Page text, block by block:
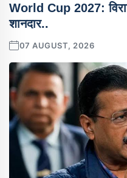
World Cup 2027:
शानदार..
07 AUGUST, 2026